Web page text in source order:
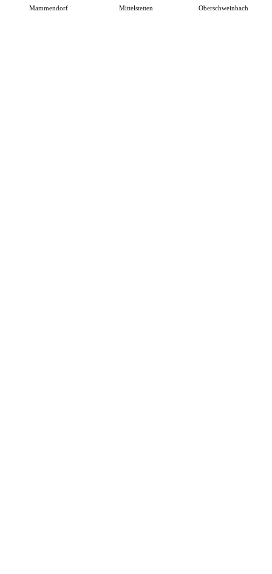
Mammendorf Mittelstetten Oberschweinbach